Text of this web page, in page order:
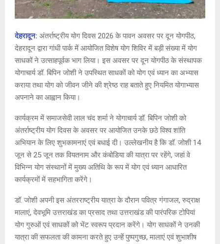
देहरादून: अंतर्राष्ट्रीय योग दिवस 2026 के पावन अवसर पर दून योगपीठ,
देहरादून द्वारा गांधी पार्क में आयोजित विशेष योग शिविर में बड़ी संख्या में योग
साधकों ने उत्साहपूर्वक भाग लिया। इस अवसर पर दून योगपीठ के संस्थापक
योगाचार्य डॉ. बिपिन जोशी ने उपस्थित साधकों को योग एवं ध्यान का अभ्यास
कराया तथा योग को जीवन जीने की श्रेष्ठ राह बताते हुए नियमित योगाभ्यास
अपनाने का आह्वान किया।
कार्यक्रम में समाजसेवी लाल चंद शर्मा ने योगाचार्य डॉ. बिपिन जोशी को
अंतर्राष्ट्रीय योग दिवस के अवसर पर आयोजित उनके छठे विश्व शांति
अभियान के लिए शुभकामनाएं एवं बधाई दी। उल्लेखनीय है कि डॉ. जोशी 14
जून से 25 जून तक वियतनाम और कंबोडिया की यात्रा पर रहेंगे, जहां वे
विभिन्न योग संस्थानों में मुख्य अतिथि के रूप में योग एवं ध्यान आधारित
कार्यक्रमों में सहभागिता करेंगे।
डॉ. जोशी अपनी इस अंतरराष्ट्रीय यात्रा के दौरान पवित्र गंगाजल, रुद्राक्ष
मालाएं, देवभूमि उत्तराखंड का प्रसाद तथा उत्तराखंड की पारंपरिक टोपियां
योग गुरुओं एवं साधकों को भेंट स्वरूप प्रदान करेंगे। योग साधकों ने उनकी
यात्रा की सफलता की कामना करते हुए उन्हें पुष्पगुच्छ, मालाएं एवं शुभाशीष